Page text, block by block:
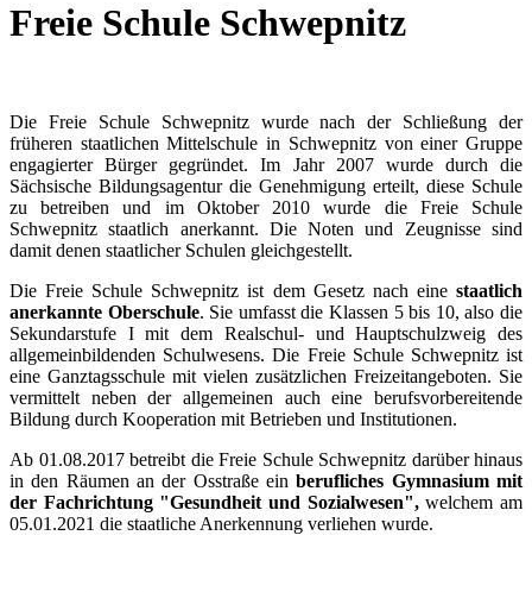
Freie Schule Schwepnitz
Die Freie Schule Schwepnitz wurde nach der Schließung der
früheren staatlichen Mittelschule in Schwepnitz von einer Gruppe
engagierter Bürger gegründet. Im Jahr 2007 wurde durch die
Sächsische Bildungsagentur die Genehmigung erteilt, diese Schule
zu betreiben und im Oktober 2010 wurde die Freie Schule
Schwepnitz staatlich anerkannt. Die Noten und Zeugnisse sind
damit denen staatlicher Schulen gleichgestellt.
Die Freie Schule Schwepnitz ist dem Gesetz nach eine staatlich
anerkannte Oberschule. Sie umfasst die Klassen 5 bis 10, also die
Sekundarstufe I mit dem Realschul- und Hauptschulzweig des
allgemeinbildenden Schulwesens. Die Freie Schule Schwepnitz ist
eine Ganztagsschule mit vielen zusätzlichen Freizeitangeboten. Sie
vermittelt neben der allgemeinen auch eine berufsvorbereitende
Bildung durch Kooperation mit Betrieben und Institutionen.
Ab 01.08.2017 betreibt die Freie Schule Schwepnitz darüber hinaus
in den Räumen an der Osstraße einberufliches Gymnasium mit
der Fachrichtung "Gesundheit und Sozialwesen",welchem am
05.01.2021 die staatliche Anerkennung verliehen wurde.